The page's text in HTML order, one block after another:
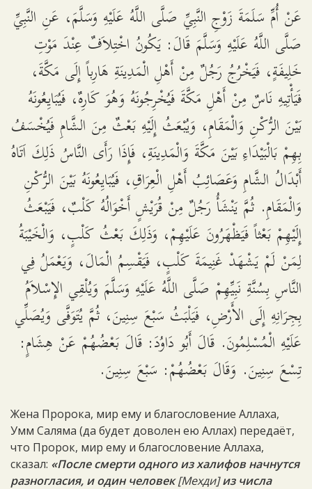
عَنْ أُمِّ سَلَمَةَ زَوْجِ النَّبِيِّ صَلَّى اللَّهُ عَلَيْهِ وَسَلَّمَ، عَنِ النَّبِيِّ
صَلَّى اللَّهُ عَلَيْهِ وَسَلَّمَ قَالَ: يَكُونُ اخْتِلاَفٌ عِنْدَ مَوْتِ
خَلِيفَةٍ، فَيَخْرُجُ رَجُلٌ مِنْ أَهْلِ الْمَدِينَةِ هَارِباً إِلَى مَكَّةَ،
فَيَأْتِيهِ نَاسٌ مِنْ أَهْلِ مَكَّةَ فَيُخْرِجُونَهُ وَهُوَ كَارِهٌ، فَيُبَايِعُونَهُ
بَيْنَ الرُّكْنِ وَالْمَقَامِ، وَيُبْعَثُ إِلَيْهِ بَعْثٌ مِنَ الشَّامِ فَيُخْسَفُ
بِهِمْ بَالْبَيْدَاءِ بَيْنَ مَكَّةَ وَالْمَدِينَةِ، فَإِذَا رَأَى النَّاسُ ذَلِكَ اَتَاهُ
أَبْدَالُ الشَّامِ وَعَصَائِبُ أَهْلِ الْعِرَاقِ، فَيُبَايِعُونَهُ بَيْنَ الرُّكْنِ
وَالْمَقَامِ. ثُمَّ يَنْشَأُ رَجُلٌ مِنْ قُرَيْشٍ أَخْوَالُهُ كَلْبٌ، فَيَبْعَثُ
إِلَيْهِمْ بَعْثاً فَيَظْهَرُونَ عَلَيْهِمْ، وَذَلِكَ بَعْثُ كَلْبٍ، وَالْخَيْبَةُ
لِمَنْ لَمْ يَشْهَدْ غَنِيمَةَ كَلْبٍ، فَيَقْسِمُ الْمَالَ، وَيَعْمَلُ فِي
النَّاسِ بِسُنَّةِ نَبِيِّهِمْ صَلَّى اللَّهُ عَلَيْهِ وَسَلَّمَ وَيُلْقِي الإِسْلاَمُ
بِجِرَانِهِ إِلَى الأَرْضِ، فَيَلْبَثُ سَبْعَ سِنِينَ، ثُمَّ يُتَوَفَّى وَيُصَلِّي
عَلَيْهِ الْمُسْلِمُونَ. قَالَ أَبُو دَاوُدَ: قَالَ بَعْضُهُمْ عَنْ هِشَامٍ:
تِسْعَ سِنِينَ. وَقَالَ بَعْضُهُمْ: سَبْعَ سِنِينَ.
Жена Пророка, мир ему и благословение Аллаха,
Умм Саляма (да будет доволен ею Аллах) передаёт,
что Пророк, мир ему и благословение Аллаха,
сказал: «После смерти одного из халифов начнутся
разногласия, и один человек[Meхди]из числа